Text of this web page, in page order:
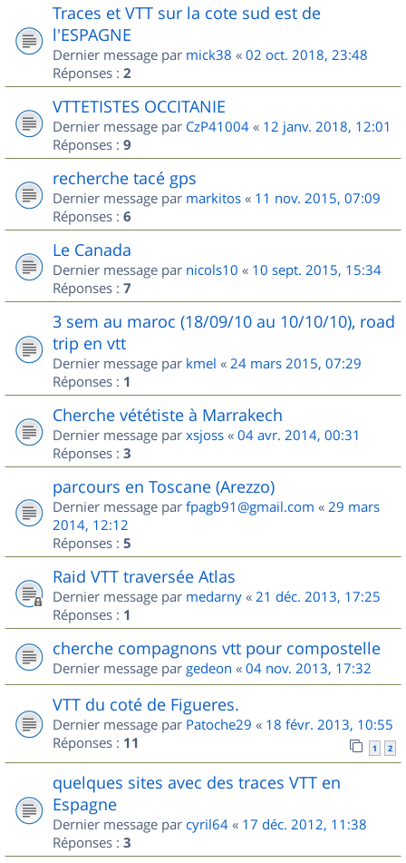
Traces et VTT sur la cote sud est de
l'ESPAGNE
Dernier message par mick38 « 02 oct. 2018, 23:48
Réponses : 2
VTTETISTES OCCITANIE
Dernier message par CzP41004 « 12 janv. 2018, 12:01
Réponses : 9
recherche tacé gps
Dernier message par markitos « 11 nov. 2015, 07:09
Réponses : 6
Le Canada
Dernier message par nicols10 « 10 sept. 2015, 15:34
Réponses : 7
3 sem au maroc (18/09/10 au 10/10/10), road
trip en vtt
Dernier message par kmel « 24 mars 2015, 07:29
Réponses : 1
Cherche vététiste à Marrakech
Dernier message par xsjoss « 04 avr. 2014, 00:31
Réponses : 3
parcours en Toscane (Arezzo)
Dernier message par fpagb91@gmail.com « 29 mars
2014, 12:12
Réponses : 5
Raid VTT traversée Atlas
Dernier message par medarny « 21 déc. 2013, 17:25
Réponses : 1
cherche compagnons vtt pour compostelle
Dernier message par gedeon « 04 nov. 2013, 17:32
VTT du coté de Figueres.
Dernier message par Patoche29 « 18 févr. 2013, 10:55
Réponses : 11 1 2
quelques sites avec des traces VTT en
Espagne
Dernier message par cyril64 « 17 déc. 2012, 11:38
Réponses : 3